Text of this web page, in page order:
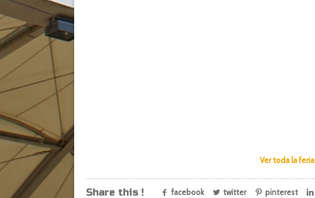
Ver toda la feria
Share this ! facebook twitter pinterest